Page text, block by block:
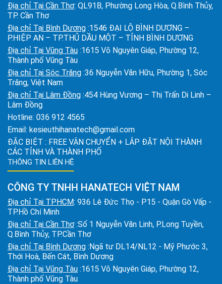
Địa chỉ Tại Cần Thơ: QL91B, Phường Long Hòa, Q.Bình Thủy,
TP. Cần Thơ
Địa chỉ Tại Bình Dương :1546 ĐẠI LỘ BÌNH DƯƠNG –
P.HIỆP AN – TP.THỦ DẦU MỘT – TỈNH BÌNH DƯƠNG
Địa chỉ Tại Vũng Tàu :1615 Võ Nguyên Giáp, Phường 12,
Thành phố Vũng Tàu
Địa chỉ Tại Sóc Trăng :36 Nguyễn Văn Hữu, Phường 1, Sóc
Trăng, Việt Nam
Địa chỉ Tại Lâm Đồng :454 Hùng Vương – Thị Trấn Di Linh –
Lâm Đồng
Hotline: 036 912 4565
Email: kesieuthihanatech@gmail.com
ĐẶC BIỆT : FREE VẬN CHUYỂN + LẮP ĐẶT NỘI THÀNH
CÁC TỈNH VÀ THÀNH PHỐ
THÔNG TIN LIÊN HỆ
CÔNG TY TNHH HANATECH VIỆT NAM
Địa chỉ Tại TPHCM: 936 Lê Đức Thọ - P15 - Quận Gò Vấp -
TP.Hồ Chí Minh
Địa chỉ Tại Cần Thơ :Số 1 Nguyễn Văn Linh, P.Long Tuyền,
Q.Bình Thủy, TP.Cần Thơ
Địa chỉ Tại Bình Dương :Ngã tư DL14/NL12 - Mỹ Phước 3,
Thới Hoà, Bến Cát, Bình Dương
Địa chỉ Tại Vũng Tàu :1615 Võ Nguyên Giáp, Phường 12,
Thành phố Vũng Tàu